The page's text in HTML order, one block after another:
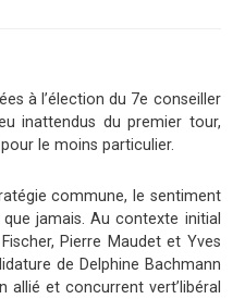
à l’élection du 7e conseiller
inattendus du premier tour,
le moins particulier.
commune, le sentiment
jamais. Au contexte initial
Pierre Maudet et Yves
de Delphine Bachmann
allié et concurrent vert’libéral